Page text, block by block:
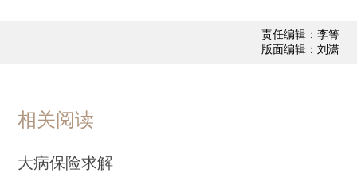
责任编辑：李箐
版面编辑：刘潇
相关阅读
大病保险求解